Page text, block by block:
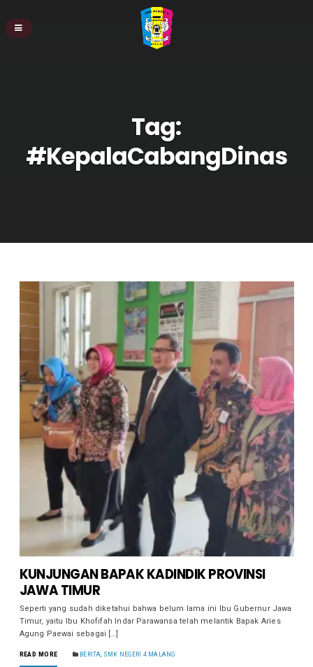
Tag:
#KepalaCabangDinas
KUNJUNGAN BAPAK KADINDIK PROVINSI
JAWA TIMUR
Seperti yang sudah diketahui bahwa belum lama ini Ibu Gubernur Jawa
Timur, yaitu Ibu Khofifah Indar Parawansa telah melantik Bapak Aries
Agung Paewai sebagai […]
READ MORE BERITA SMK NEGERI 4 MALANG